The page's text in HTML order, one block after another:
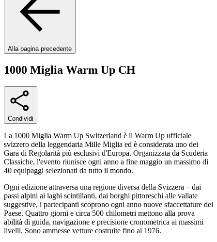
Alla pagina precedente
1000 Miglia Warm Up CH
Condividi
La 1000 Miglia Warm Up Switzerland è il Warm Up ufficiale
svizzero della leggendaria Mille Miglia ed è considerata uno dei
Gara di Regolarità più esclusivi d'Europa. Organizzata da Scuderia
Classiche, l'evento riunisce ogni anno a fine maggio un massimo di
40 equipaggi selezionati da tutto il mondo.
Ogni edizione attraversa una regione diversa della Svizzera – dai
passi alpini ai laghi scintillanti, dai borghi pittoreschi alle vallate
suggestive, i partecipanti scoprono ogni anno nuove sfaccettature del
Paese. Quattro giorni e circa 500 chilometri mettono alla prova
abilità di guida, navigazione e precisione cronometrica ai massimi
livelli. Sono ammesse vetture costruite fino al 1976.